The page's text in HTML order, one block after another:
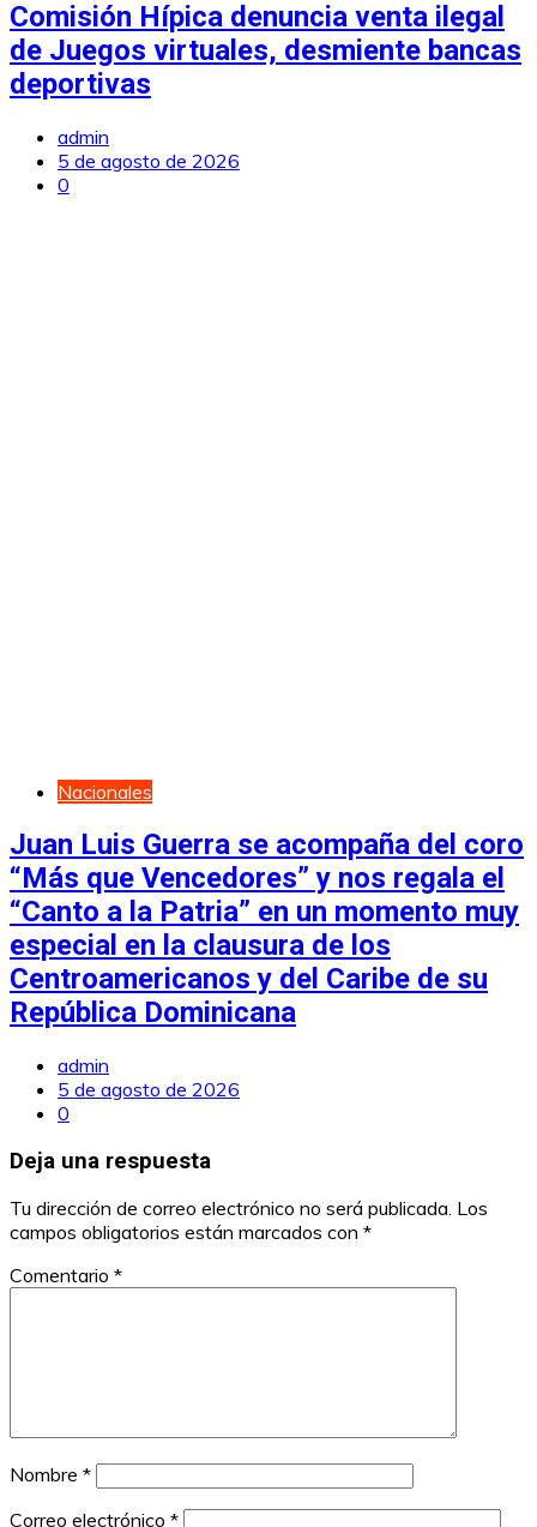
Comisión Hípica denuncia venta ilegal
de Juegos virtuales, desmiente bancas
deportivas
admin
5 de agosto de 2026
0
Nacionales
Juan Luis Guerra se acompaña del coro
“Más que Vencedores” y nos regala el
“Canto a la Patria” en un momento muy
especial en la clausura de los
Centroamericanos y del Caribe de su
República Dominicana
admin
5 de agosto de 2026
0
Deja una respuesta
Tu dirección de correo electrónico no será publicada. Los
campos obligatorios están marcados con *
Comentario *
Nombre *
Correo electrónico *